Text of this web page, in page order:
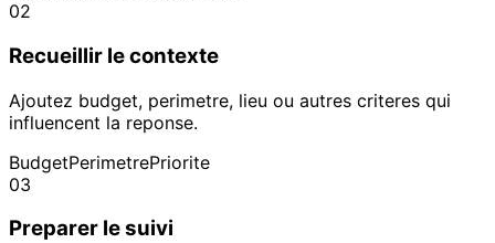
02
Recueillir le contexte
Ajoutez budget, perimetre, lieu ou autres criteres qui
influencent la reponse.
BudgetPerimetrePriorite
03
Preparer le suivi